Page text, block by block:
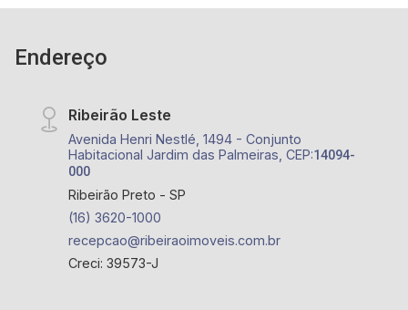
Endereço
Ribeirão Leste
Avenida Henri Nestlé, 1494 - Conjunto
Habitacional Jardim das Palmeiras, CEP:14094-
000
Ribeirão Preto - SP
(16) 3620-1000
recepcao@ribeiraoimoveis.com.br
Creci: 39573-J